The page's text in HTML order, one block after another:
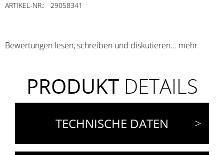
ARTIKEL-NR.: 29058341
Bewertungen lesen, schreiben und diskutieren... mehr
PRODUKTDETAILS
TECHNISCHE DATEN